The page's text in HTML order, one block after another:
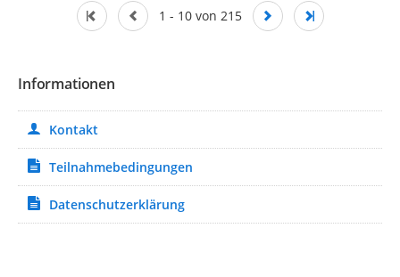
1 - 10 von 215
Informationen
Kontakt
Teilnahmebedingungen
Datenschutzerklärung